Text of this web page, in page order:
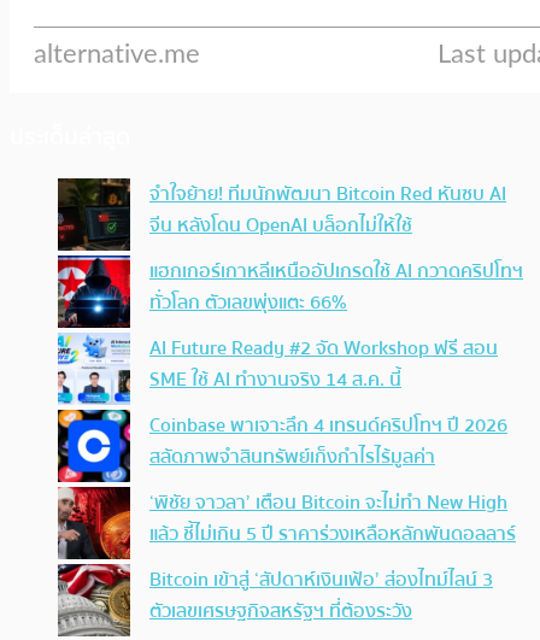
จำใจย้าย! ทีมนักพัฒนา Bitcoin Red หันซบ AI
จีน หลังโดน OpenAI บล็อกไม่ให้ใช้
แฮกเกอร์เกาหลีเหนืออัปเกรดใช้ AI กวาดคริปโทฯ
ทั่วโลก ตัวเลขพุ่งแตะ 66%
AI Future Ready #2 จัด Workshop ฟรี สอน
SME ใช้ AI ทำงานจริง 14 ส.ค. นี้
Coinbase พาเจาะลึก 4 เทรนด์คริปโทฯ ปี 2026
สลัดภาพจำสินทรัพย์เก็งกำไรไร้มูลค่า
‘พิชัย จาวลา’ เตือน Bitcoin จะไม่ทำ New High
แล้ว ชี้ไม่เกิน 5 ปี ราคาร่วงเหลือหลักพันดอลลาร์
Bitcoin เข้าสู่ ‘สัปดาห์เงินเฟ้อ’ ส่องไทม์ไลน์ 3
ตัวเลขเศรษฐกิจสหรัฐฯ ที่ต้องระวัง